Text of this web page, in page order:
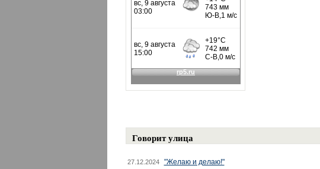
Говорит улица
27.12.2024 "Желаю и делаю!"